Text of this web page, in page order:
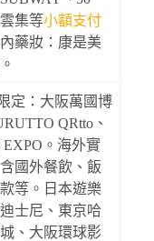
集等小額支付
內藥妝：康是美
定：大阪萬國博
QRtto、
EXPO。海外實
國外餐飲、飯
等。日本遊樂
士尼、東京哈
、大阪環球影